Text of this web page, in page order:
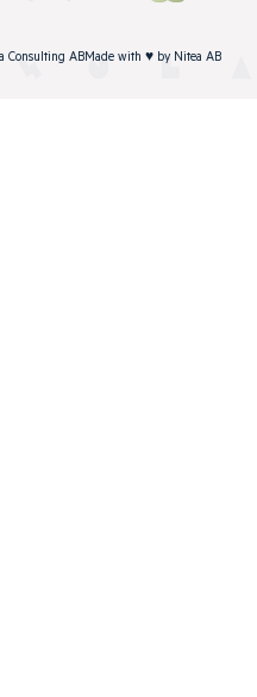
Consulting ABMade with ♥ by Nitea AB